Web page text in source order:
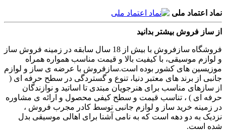
نماد اعتماد ملی
از ساز فروش بیشتر بدانید
فروشگاه سازفروش با بیش از 18 سال سابقه در زمینه فروش ساز
و لوازم موسیقی، با کیفیت بالا و قیمت مناسب همواره همراه
موزیسین های کشور بوده است.سازفروش با عرضه ی ساز و لوازم
جانبی از برند های معتبر دنیا، تنوع و گستردگی در سطح حرفه ای (
از سازهای مناسب برای هنرجویان مبتدی تا اساتید و نوازندگان
حرفه ای ) ، تناسب قیمت و سطح کیفی محصول و ارائه ی مشاوره
در زمینه خرید ساز و لوازم جانبی توسط کادر مجرب فروش ،
نزدیک به دو دهه است که به نامی آشنا برای اهالی موسیقی بدل
شده است.